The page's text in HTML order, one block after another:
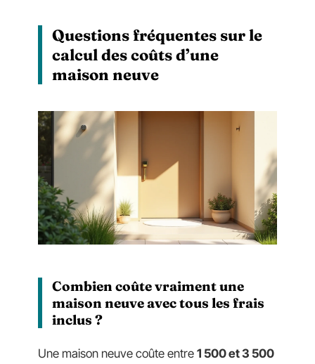
Questions fréquentes sur le
calcul des coûts d’une
maison neuve
Combien coûte vraiment une
maison neuve avec tous les frais
inclus ?
Une maison neuve coûte entre 1 500 et 3 500